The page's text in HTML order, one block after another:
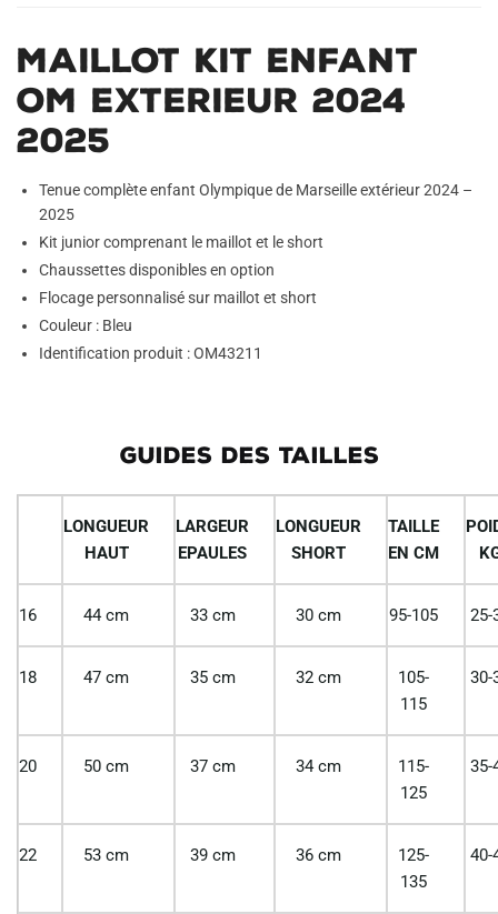
Maillot Kit Enfant
OM Exterieur 2024
2025
Tenue complète enfant Olympique de Marseille extérieur 2024 –
2025
Kit junior comprenant le maillot et le short
Chaussettes disponibles en option
Flocage personnalisé sur maillot et short
Couleur : Bleu
Identification produit : OM43211
GUIDES DES TAILLES
LONGUEUR
HAUT
LARGEUR
EPAULES
LONGUEUR
SHORT
TAILLE
EN CM
16 44 cm 33 cm 30 cm 95-105 25-
18 47 cm 35 cm 32 cm
105-
115
30-
20 50 cm 37 cm 34 cm
115-
125
35-
22 53 cm 39 cm 36 cm
125-
135
40-